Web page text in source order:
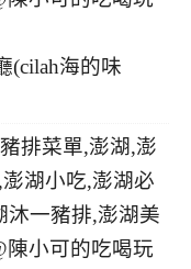
(cilah海的味